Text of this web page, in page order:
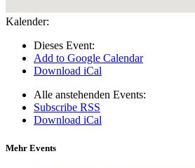
Kalender:
Dieses Event:
Add to Google Calendar
Download iCal
Alle anstehenden Events:
Subscribe RSS
Download iCal
Mehr Events